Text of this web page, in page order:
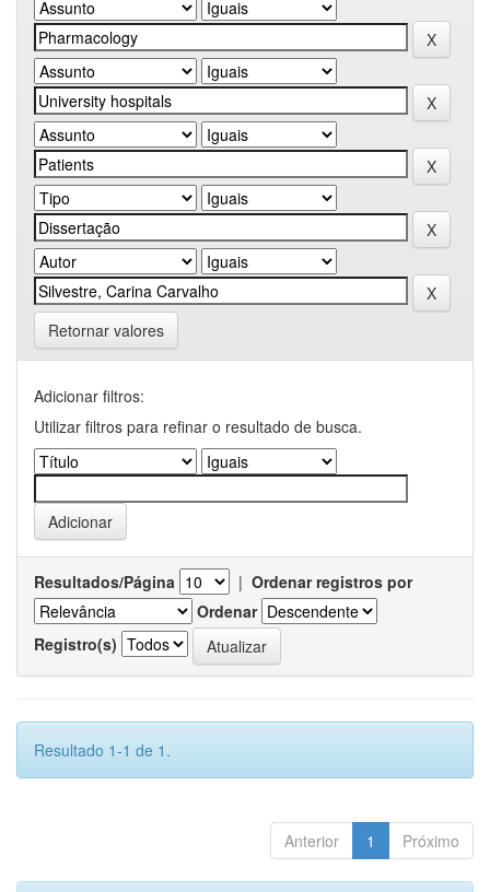
Retornar valores
Adicionar filtros:
Utilizar filtros para refinar o resultado de busca.
Resultados/Página | Ordenar registros por
Ordenar
Registro(s)
Resultado 1-1 de 1.
Anterior 1 Próximo